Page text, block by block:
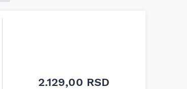
2.129,00 RSD